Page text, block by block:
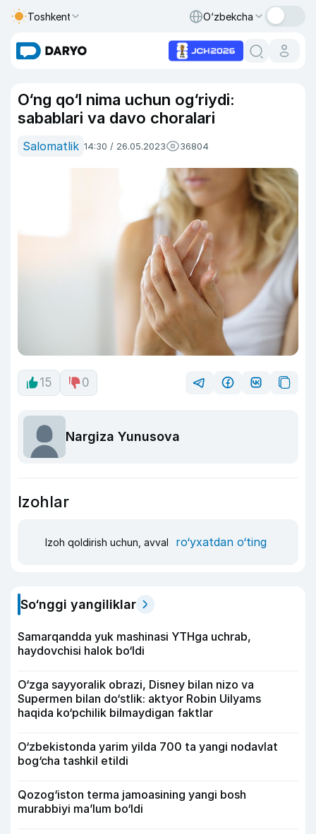
Toshkent O‘zbekcha
O‘ng qo‘l nima uchun og‘riydi:
sabablari va davo choralari
Salomatlik 14:30 / 26.05.2023 36804
15 0
Nargiza Yunusova
Izohlar
Izoh qoldirish uchun, avval ro‘yxatdan o‘ting
So‘nggi yangiliklar
Samarqandda yuk mashinasi YTHga uchrab,
haydovchisi halok bo‘ldi
O‘zga sayyoralik obrazi, Disney bilan nizo va
Supermen bilan do‘stlik: aktyor Robin Uilyams
haqida ko‘pchilik bilmaydigan faktlar
O‘zbekistonda yarim yilda 700 ta yangi nodavlat
bog‘cha tashkil etildi
Qozog‘iston terma jamoasining yangi bosh
murabbiyi ma’lum bo‘ldi